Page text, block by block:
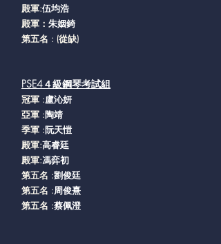
殿軍:伍均浩
殿軍： 朱姻錡
第五名 : (從缺)
PSE4４級鋼琴考試組
冠軍 :盧沁妍
亞軍 :陶靖
季軍 :阮天愷
殿軍:高睿廷
殿軍:馮弈初
第五名 :劉俊廷
第五名 :周俊熹
第五名 :蔡佩澄